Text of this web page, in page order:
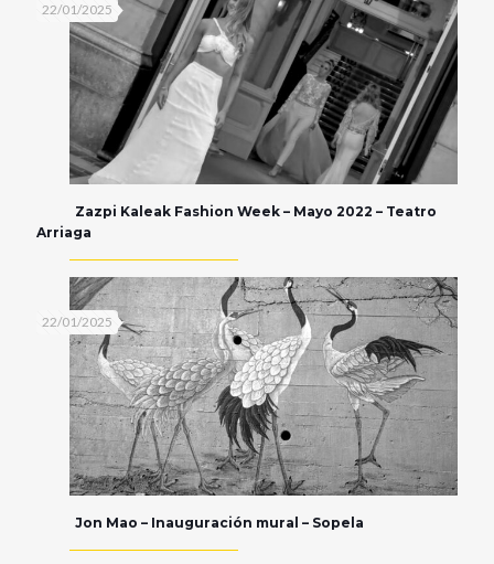
22/01/2025
Zazpi Kaleak Fashion Week – Mayo 2022 – Teatro
Arriaga
22/01/2025
Jon Mao – Inauguración mural – Sopela